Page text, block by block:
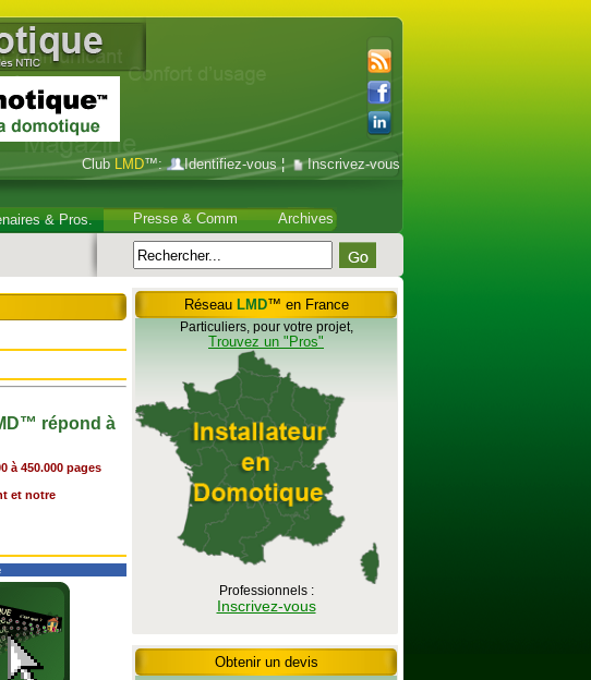
Club LMD™: Identifiez-vous¦ Inscrivez-vous
& Pros. Presse & Comm Archives
répond à
à 450.000 pages
et notre
Réseau LMD™ en France
Particuliers, pour votre projet,
Trouvez un "Pros"
Professionnels :
Inscrivez-vous
Obtenir un devis